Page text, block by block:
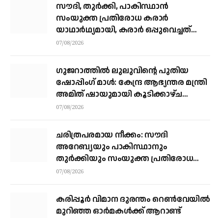
സൗദി, തുര്‍ക്കി, പാകിസ്ഥാന്‍
സംയുക്ത പ്രതിരോധ കരാര്‍
യാഥാര്‍ഥ്യമായി, കരാര്‍ ഒപ്പുവെച്ചത്
വിശുദ്ധ ഹറമിന്റെ ചാരത്ത്
07/08/2026
ഗുജറാത്തിൽ ലുലുവിന്റെ പുതിയ
ഷോപ്പിംഗ് മാൾ: കേന്ദ്ര ആഭ്യന്തര മന്ത്രി
അമിത് ഷായുമായി കൂടിക്കാഴ്ച
നടത്തി എം.എ യൂസഫലി
07/08/2026
ചരിത്രപരമായ നീക്കം: സൗദി
അറേബ്യയും പാകിസ്ഥാനും
തുർക്കിയും സംയുക്ത പ്രതിരോധ
കരാറിൽ ഒപ്പുവെക്കുന്നു,
07/08/2026
കരിപ്പൂര്‍ വിമാന ദുരന്തം റെണ്‍വേയില്‍
മുറിഞ്ഞ ഓര്‍മകള്‍ക്ക് ആറാണ്ട്